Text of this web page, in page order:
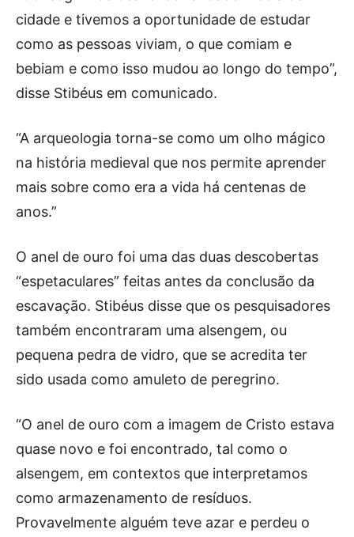
cidade e tivemos a oportunidade de estudar
como as pessoas viviam, o que comiam e
bebiam e como isso mudou ao longo do tempo”,
disse Stibéus em comunicado.
“A arqueologia torna-se como um olho mágico
na história medieval que nos permite aprender
mais sobre como era a vida há centenas de
anos.”
O anel de ouro foi uma das duas descobertas
“espetaculares” feitas antes da conclusão da
escavação. Stibéus disse que os pesquisadores
também encontraram uma alsengem, ou
pequena pedra de vidro, que se acredita ter
sido usada como amuleto de peregrino.
“O anel de ouro com a imagem de Cristo estava
quase novo e foi encontrado, tal como o
alsengem, em contextos que interpretamos
como armazenamento de resíduos.
Provavelmente alguém teve azar e perdeu o